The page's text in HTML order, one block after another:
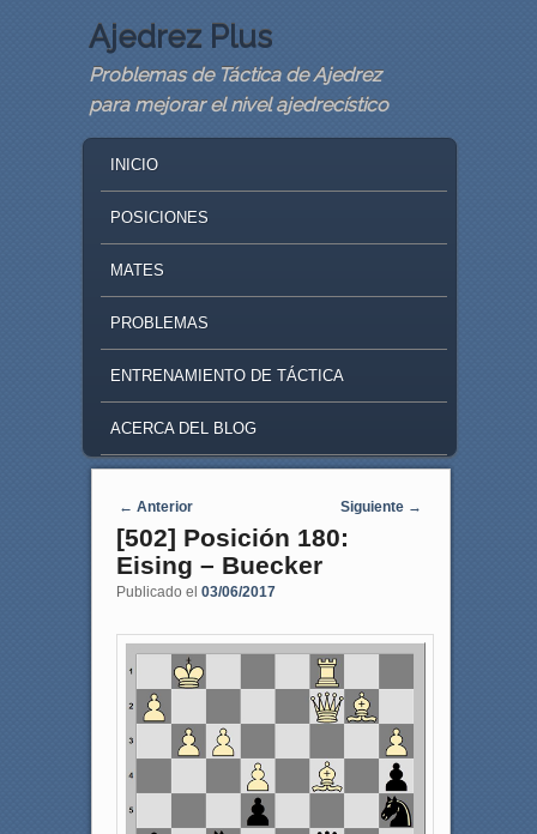
Ajedrez Plus
Problemas de Táctica de Ajedrez
para mejorar el nivel ajedrecístico
SKIP TO PRIMARY CONTENT
SKIP TO SECONDARY CONTENT
INICIO
POSICIONES
MATES
PROBLEMAS
ENTRENAMIENTO DE TÁCTICA
ACERCA DEL BLOG
Navegaci�n de entradas
← Anterior Siguiente →
[502] Posición 180:
Eising – Buecker
Publicado el 03/06/2017